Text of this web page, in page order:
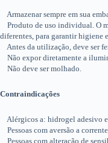
Armazenar sempre em sua
Produto de uso individual. O
diferentes, para garantir higiene
Antes da utilização, deve ser
Não expor diretamente a
Não deve ser molhado.
Contraindicações
Alérgicos a: hidrogel adesivo
Pessoas com aversão a
Pessoas com alteração de